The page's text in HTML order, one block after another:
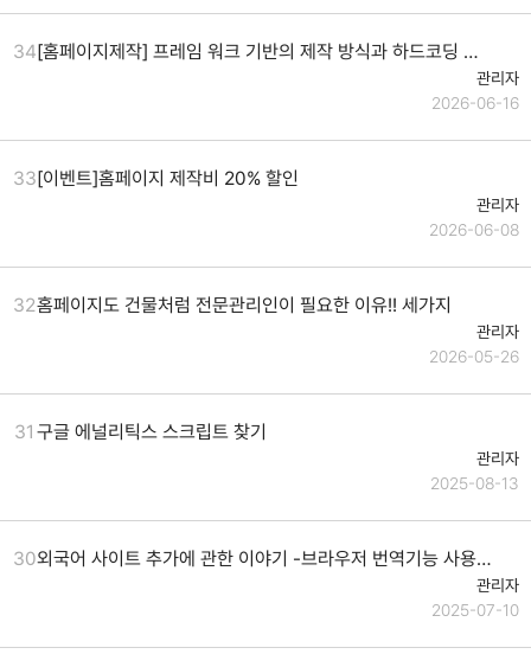
34 [홈페이지제작] 프레임 워크 기반의 제작 방식과 하드코딩 방식은 뭐가 다른거지?
관리자
2026-06-16
33[이벤트]홈페이지 제작비 20% 할인
관리자
2026-06-08
32홈페이지도 건물처럼 전문관리인이 필요한 이유!! 세가지
관리자
2026-05-26
31 구글 에널리틱스 스크립트 찾기
관리자
2025-08-13
30 외국어 사이트 추가에 관한 이야기 -브라우저 번역기능 사용을 권장하지 않는 이유
관리자
2025-07-10